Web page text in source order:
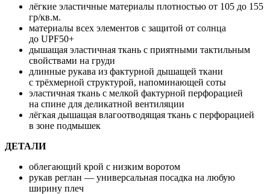
лёгкие эластичные материалы плотностью от 105 до 155
гр/кв.м.
материалы всех элементов с защитой от солнца
до UPF50+
дышащая эластичная ткань с приятными тактильным
свойствами на груди
длинные рукава из фактурной дышащей ткани
с трёхмерной структурой, напоминающей соты
эластичная ткань с мелкой фактурной перфорацией
на спине для деликатной вентиляции
лёгкая дышащая влагоотводящая ткань с перфорацией
в зоне подмышек
ДЕТАЛИ
облегающий крой с низким воротом
рукав реглан — универсальная посадка на любую
ширину плеч